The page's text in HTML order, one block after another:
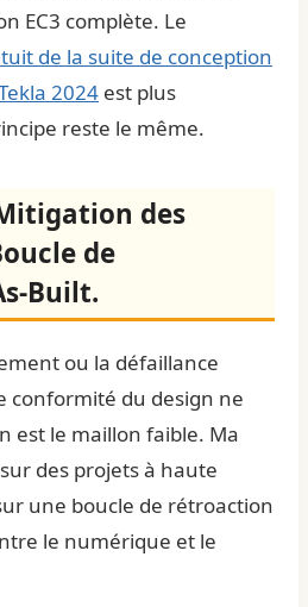
EC3 complète. Le
de la suite de conception
2024 est plus
reste le même.
des
de
Built.
ou la défaillance
conformité du design ne
est le maillon faible. Ma
des projets à haute
une boucle de rétroaction
le numérique et le